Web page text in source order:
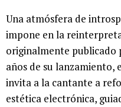
Una atmósfera de
impone en la
originalmente publicado
años de su lanzamiento,
invita a la cantante a
estética electrónica,